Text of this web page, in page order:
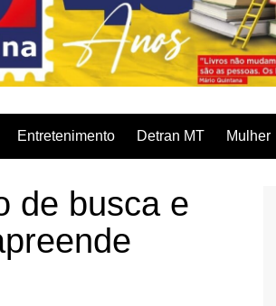
Entretenimento Detran MT Mulher
de busca e